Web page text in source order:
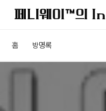
홈 방명록